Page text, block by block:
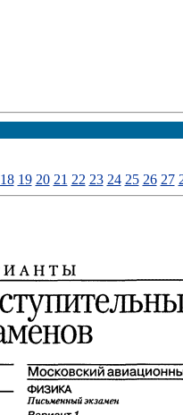
18 19 20 21 22 23 24 25 26 27